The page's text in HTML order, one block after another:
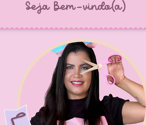
Seja Bem-vindo(a)